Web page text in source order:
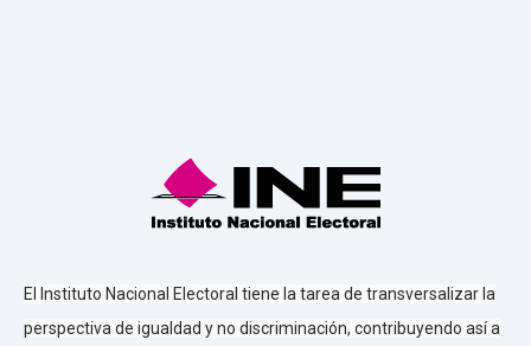
El Instituto Nacional Electoral tiene la tarea de transversalizar la
perspectiva de igualdad y no discriminación, contribuyendo así a